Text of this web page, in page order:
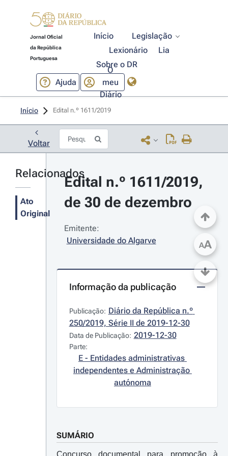
Jornal Oficial
da República
Portuguesa
Início
Legislação
Lexionário
Lia
Sobre o DR
Ajuda
O
meu
Diário
Início Edital n.º 1611/2019
Voltar
Relacionados
Ato
Original
Edital n.º 1611/2019,
de 30 de dezembro
Emitente:
Universidade do Algarve
Informação da publicação
Publicação: Diário da República n.º
250/2019, Série II de 2019-12-30
Data de Publicação: 2019-12-30
Parte:
E - Entidades administrativas
independentes e Administração
autónoma
SUMÁRIO
Concurso documental para promoção à
AA